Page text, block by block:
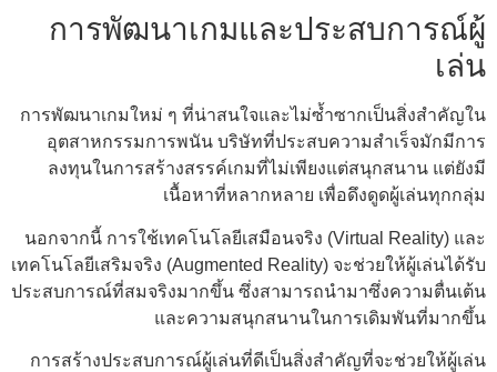
การพัฒนาเกมและประสบการณ์ผู้
เล่น
การพัฒนาเกมใหม่ ๆ ที่น่าสนใจและไม่ซ้ำซากเป็นสิ่งสำคัญใน
อุตสาหกรรมการพนัน บริษัทที่ประสบความสำเร็จมักมีการ
ลงทุนในการสร้างสรรค์เกมที่ไม่เพียงแต่สนุกสนาน แต่ยังมี
เนื้อหาที่หลากหลาย เพื่อดึงดูดผู้เล่นทุกกลุ่ม
นอกจากนี้ การใช้เทคโนโลยีเสมือนจริง (Virtual Reality) และ
เทคโนโลยีเสริมจริง (Augmented Reality) จะช่วยให้ผู้เล่นได้รับ
ประสบการณ์ที่สมจริงมากขึ้น ซึ่งสามารถนำมาซึ่งความตื่นเต้น
และความสนุกสนานในการเดิมพันที่มากขึ้น
การสร้างประสบการณ์ผู้เล่นที่ดีเป็นสิ่งสำคัญที่จะช่วยให้ผู้เล่น